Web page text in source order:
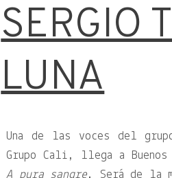
SERGIO
LUNA
Una de las voces del
Grupo Cali, llega a
A pura sangre. Será de la